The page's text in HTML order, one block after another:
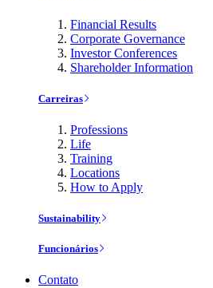
Financial Results
Corporate Governance
Investor Conferences
Shareholder Information
Carreiras
Professions
Life
Training
Locations
How to Apply
Sustainability
Funcionários
Contato